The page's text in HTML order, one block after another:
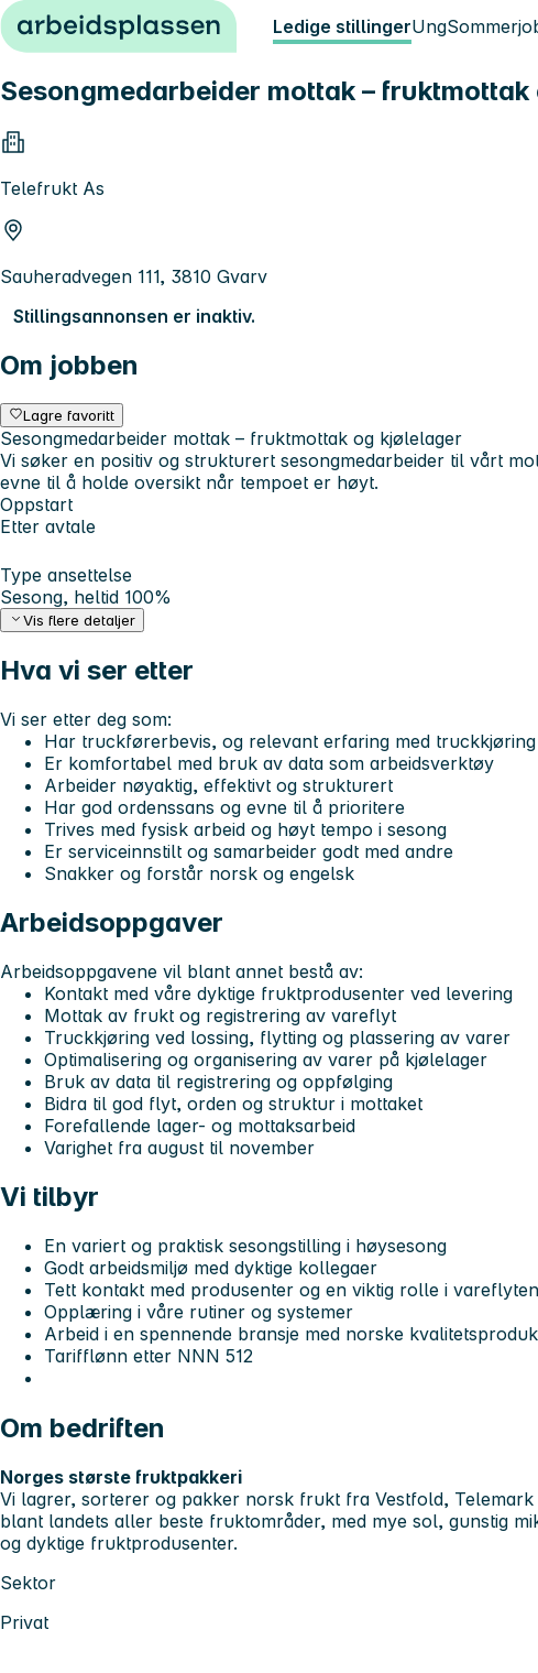
Hopp til innhold Ledige stillingerUng
Sesongmedarbeider mottak –
Telefrukt As
Sauheradvegen 111, 3810 Gvarv
Stillingsannonsen er inaktiv.
Om jobben
Lagre favoritt
Sesongmedarbeider mottak – fruktmottak og kjølelager
Vi søker en positiv og strukturert sesongmedarbeider til vårt
evne til å holde oversikt når tempoet er høyt.
Oppstart
Etter avtale
Type ansettelse
Sesong, heltid 100%
Vis flere detaljer
Hva vi ser etter
Vi ser etter deg som:
Har truckførerbevis, og relevant erfaring med truckkjøring
Er komfortabel med bruk av data som arbeidsverktøy
Arbeider nøyaktig, effektivt og strukturert
Har god ordenssans og evne til å prioritere
Trives med fysisk arbeid og høyt tempo i sesong
Er serviceinnstilt og samarbeider godt med andre
Snakker og forstår norsk og engelsk
Arbeidsoppgaver
Arbeidsoppgavene vil blant annet bestå av:
Kontakt med våre dyktige fruktprodusenter ved levering
Mottak av frukt og registrering av vareflyt
Truckkjøring ved lossing, flytting og plassering av varer
Optimalisering og organisering av varer på kjølelager
Bruk av data til registrering og oppfølging
Bidra til god flyt, orden og struktur i mottaket
Forefallende lager- og mottaksarbeid
Varighet fra august til november
Vi tilbyr
En variert og praktisk sesongstilling i høysesong
Godt arbeidsmiljø med dyktige kollegaer
Tett kontakt med produsenter og en viktig rolle i vareflyten
Opplæring i våre rutiner og systemer
Arbeid i en spennende bransje med norske
Tarifflønn etter NNN 512
Om bedriften
Norges største fruktpakkeri
Vi lagrer, sorterer og pakker norsk frukt fra Vestfold, Telemark
blant landets aller beste fruktområder, med mye sol, gunstig
og dyktige fruktprodusenter.
Sektor
Privat